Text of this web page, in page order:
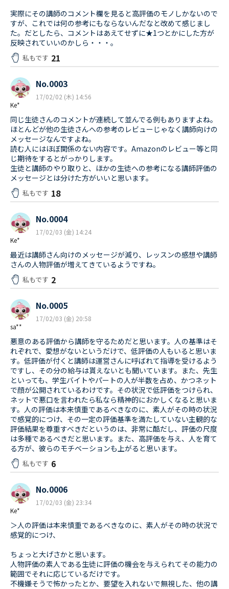
実際にその講師のコメント欄を見ると高評価のモノしかないので
すが、これでは何の参考にもならないんだなと改めて感じまし
た。だとしたら、コメントはあえてせずに★1つとかにした方が
反映されていいのかしら・・・。
私もです 21
Ke*
No.0003
17/02/02 (木) 14:56
同じ生徒さんのコメントが連続して並んでる例もありますよね。
ほとんどが他の生徒さんへの参考のレビューじゃなく講師向けの
メッセージなんですよね。
読む人にはほぼ関係のない内容です。Amazonのレビュー等と同
じ期待をするとがっかりします。
生徒と講師のやり取りと、ほかの生徒への参考になる講師評価の
メッセージとは分けた方がいいと思います。
私もです 18
Ke*
No.0004
17/02/03 (金) 14:24
最近は講師さん向けのメッセージが減り、レッスンの感想や講師
さんの人物評価が増えてきているようですね。
私もです 2
sa**
No.0005
17/02/03 (金) 20:58
悪意のある評価から講師を守るためだと思います。人の基準はそ
れぞれで、愛想がないというだけで、低評価の人もいると思いま
す。低評価が付くと講師は運営さんに呼ばれて指導を受けるよう
ですし、その分の給与は貰えないとも聞いています。また、先生
といっても、学生バイトやパートの人が半数を占め、かつネット
で顔が公開されているわけです。その状況で低評価をつけられ、
ネットで悪口を言われたら私なら精神的におかしくなると思いま
す。人の評価は本来慎重であるべきなのに、素人がその時の状況
で感覚的につけ、その一定の評価基準を満たしていない主観的な
評価結果を尊重すべきだというのは、非常に酷だし、評価の尺度
は多種であるべきだと思います。また、高評価を与え、人を育て
る方が、彼らのモチベーションも上がると思います。
私もです 6
Ke*
No.0006
17/02/03 (金) 23:34
＞人の評価は本来慎重であるべきなのに、素人がその時の状況で
感覚的につけ、
ちょっと大げさかと思います。
人物評価の素人である生徒に評価の機会を与えられてその能力の
範囲でそれに応じているだけです。
不機嫌そうで怖かったとか、要望を入れないで無視した、他の講